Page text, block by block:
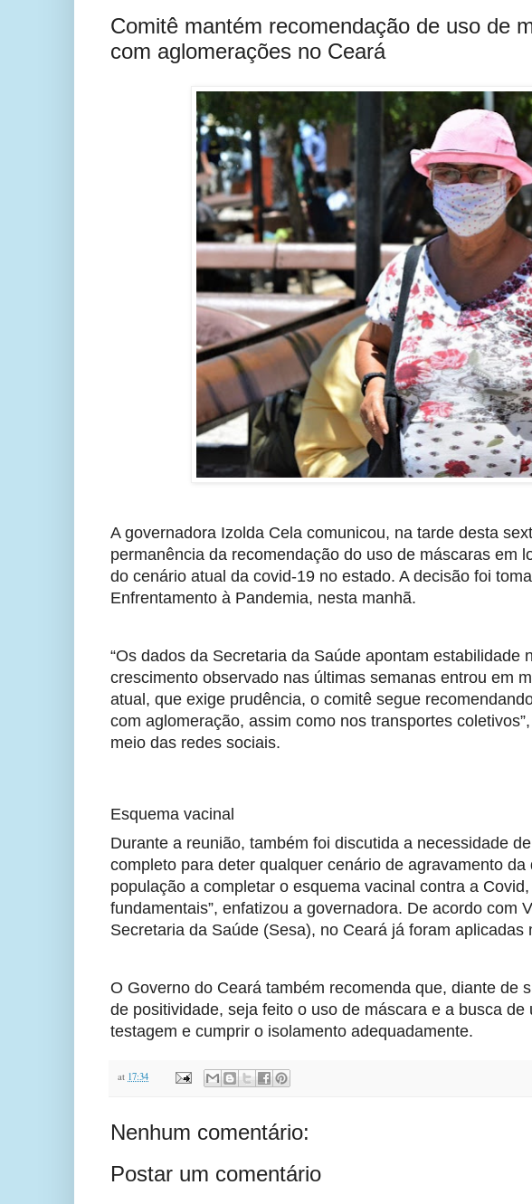
Comitê mantém recomendação de uso de
com aglomerações no Ceará
A governadora Izolda Cela comunicou, na tarde desta
permanência da recomendação do uso de máscaras em
do cenário atual da covid-19 no estado. A decisão foi
Enfrentamento à Pandemia, nesta manhã.
“Os dados da Secretaria da Saúde apontam
crescimento observado nas últimas semanas entrou em
atual, que exige prudência, o comitê segue
com aglomeração, assim como nos transportes
meio das redes sociais.
Esquema vacinal
Durante a reunião, também foi discutida a necessidade
completo para deter qualquer cenário de agravamento
população a completar o esquema vacinal contra a
fundamentais”, enfatizou a governadora. De acordo com
Secretaria da Saúde (Sesa), no Ceará já foram
O Governo do Ceará também recomenda que, diante de
de positividade, seja feito o uso de máscara e a busca
testagem e cumprir o isolamento adequadamente.
at 17:34
Nenhum comentário:
Postar um comentário